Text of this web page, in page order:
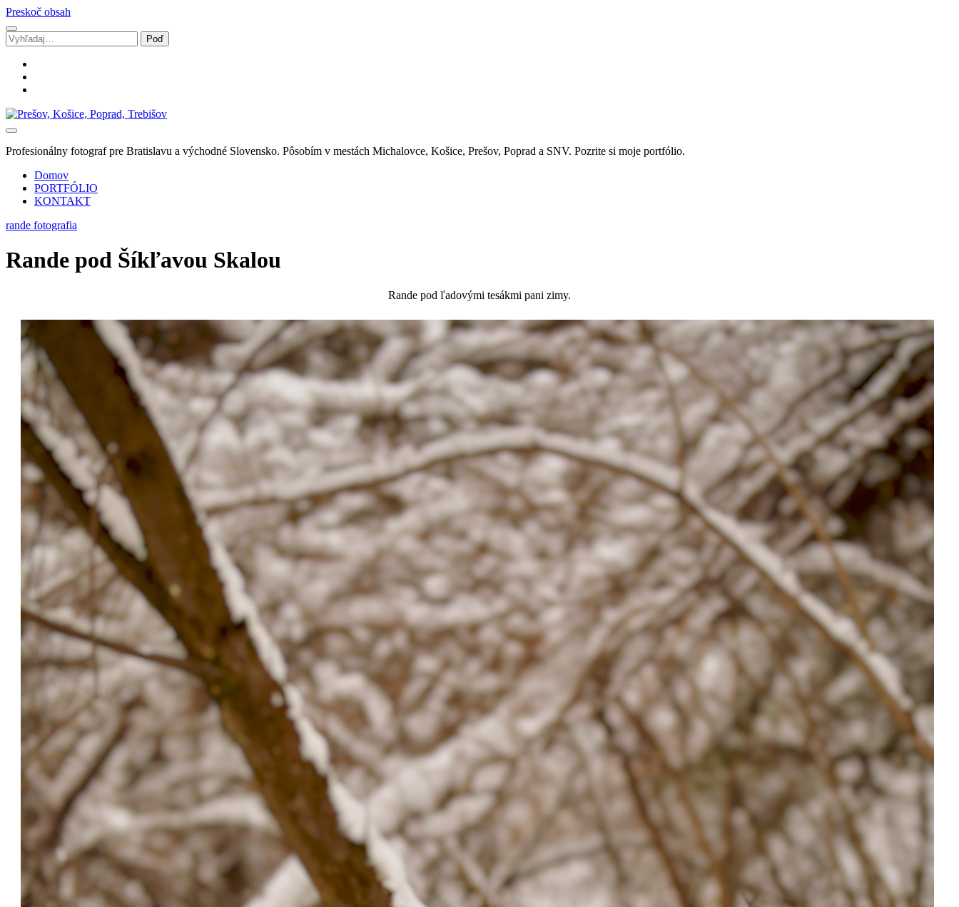
Preskoč obsah
Vyhľadávanie
Svadobný
fotograf
Zalibera
Spišská
Nová
Profesionálny fotograf pre Bratislavu a východné Slovensko. Pôsobím v mestách Michalovce, Košice, Prešov, Poprad a SNV. Pozrite si moje portfólio.
Domov
PORTFÓLIO
KONTAKT
rande fotografia
Rande pod Šíkľavou Skalou
Rande pod ľadovými tesákmi pani zimy.